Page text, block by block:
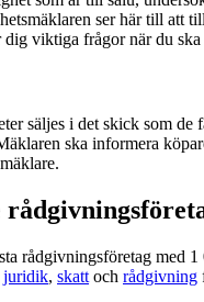
ser här till att
viktiga frågor när du
säljes i det skick som
ska informera
rådgivningsföretag med
juridik, skatt och rådgivning